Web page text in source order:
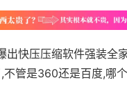
出快压压缩软件强装全
不管是360还是百度,哪